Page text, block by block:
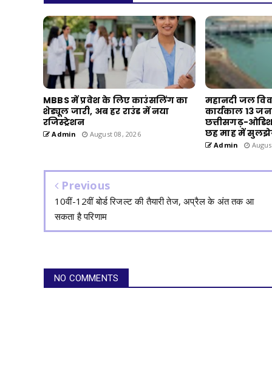
MBBS में प्रवेश के लिए काउंसलिंग का
शेड्यूल जारी, अब हर राउंड में नया
रजिस्ट्रेशन
Admin August 08, 2026
महानदी जल
कार्यकाल 13
छत्तीसगढ़-
छह माह में
Admin
Previous
10वीं-12वीं बोर्ड रिजल्ट की तैयारी तेज, अप्रैल के अंत तक आ
सकता है परिणाम
NO COMMENTS